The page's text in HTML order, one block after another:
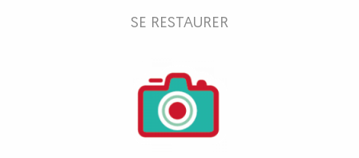
SE RESTAURER